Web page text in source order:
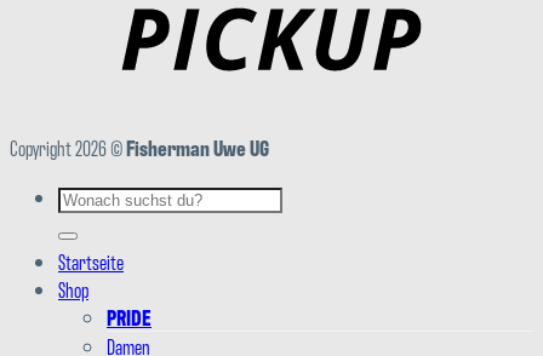
Copyright 2026 ©Fisherman Uwe UG
Suchen
Startseite
Shop
PRIDE
Damen